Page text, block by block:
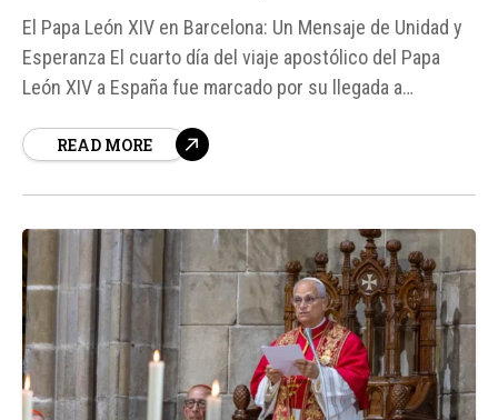
El Papa León XIV en Barcelona: Un Mensaje de Unidad y
Esperanza El cuarto día del viaje apostólico del Papa
León XIV a España fue marcado por su llegada a
jóvenes en el Estadio Olímpico Lluís Companys.
READ MORE